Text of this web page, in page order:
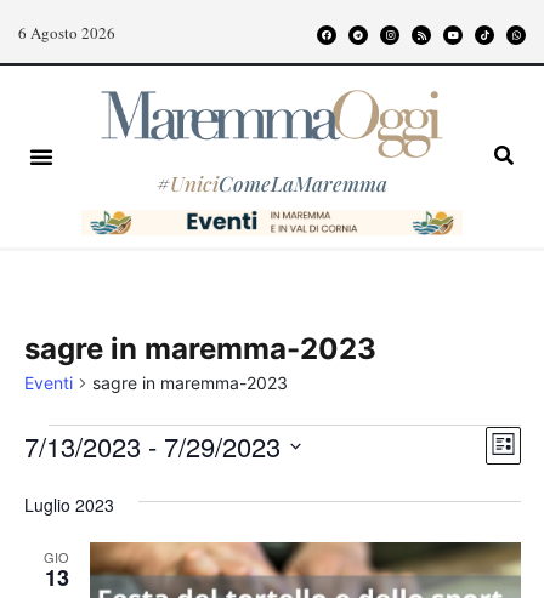
6 Agosto 2026
#UniciComeLaMaremma
sagre in maremma-2023
Eventi sagre in maremma-2023
Lista
7/13/2023 - 7/29/2023
la
Luglio 2023
GIO
13